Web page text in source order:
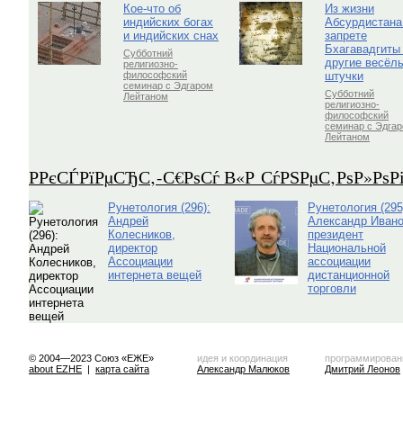
Кое-что об
индийских богах
и индийских снах
Субботний
религиозно-
философский
семинар с Эдгаром
Лейтаном
Из жизни
запрете
Бхагавадгиты
другие
штучки
Субботний
религиозно-
философский
семинар с
Лейтаном
Р­РєСЃРїРµСЂС‚-С€РѕСѓ В«Р
Рунетология (296):
Андрей
Колесников,
директор
Ассоциации
интернета вещей
Рунетология
Александр
президент
Национальной
ассоциации
дистанционной
торговли
© 2004—2023 Союз «ЕЖЕ»
about EZHE | карта сайта
идея и координация
Александр Малюков
Дмитрий Леонов